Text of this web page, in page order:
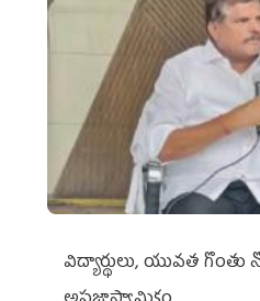
విద్యార్థులు, యువత గొంతు